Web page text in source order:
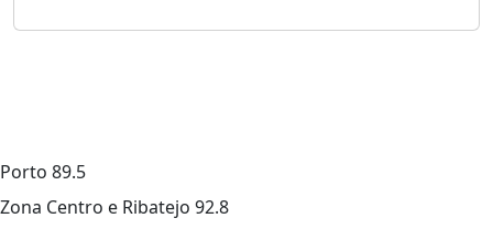
Porto 89.5
Zona Centro e Ribatejo 92.8